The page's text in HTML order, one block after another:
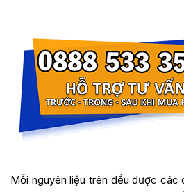
Mỗi nguyên liệu trên đều được các